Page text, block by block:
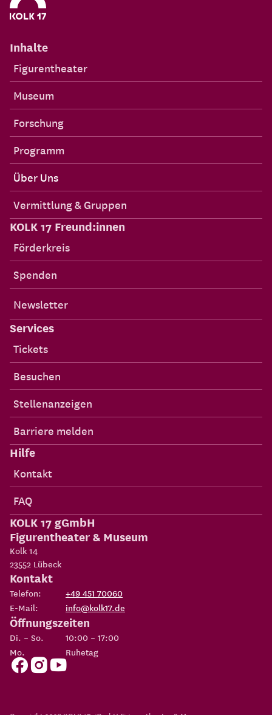
Inhalte
Figurentheater
Museum
Forschung
Programm
Über Uns
Vermittlung & Gruppen
KOLK 17 Freund:innen
Förderkreis
Spenden
Newsletter
Services
Tickets
Besuchen
Stellenanzeigen
Barriere melden
Hilfe
Kontakt
FAQ
KOLK 17 gGmbH
Figurentheater & Museum
Kolk 14
23552 Lübeck
Kontakt
Telefon:
+49 451 70060
E-Mail:
info@kolk17.de
Öffnungszeiten
Di. – So.
10:00 – 17:00
Mo.
Ruhetag